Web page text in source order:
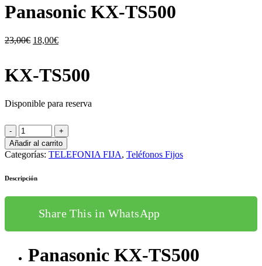
Panasonic KX-TS500
23,00€ El
era:
23,00€.
18,00€El
es:
18,00€.
KX-TS500
Disponible para reserva
Añadir al carrito
Categorías: TELEFONIA FIJA, Teléfonos Fijos
Descripción
Share This in WhatsApp
Panasonic KX-TS500